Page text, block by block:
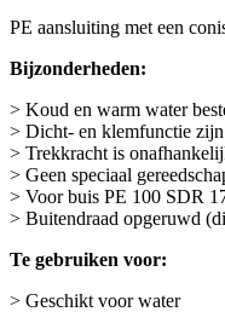
PE aansluiting met een
Bijzonderheden:
> Koud en warm water
> Dicht- en klemfunctie zijn
> Trekkracht is
> Geen speciaal
> Voor buis PE 100 SDR
> Buitendraad opgeruwd
Te gebruiken voor:
> Geschikt voor water